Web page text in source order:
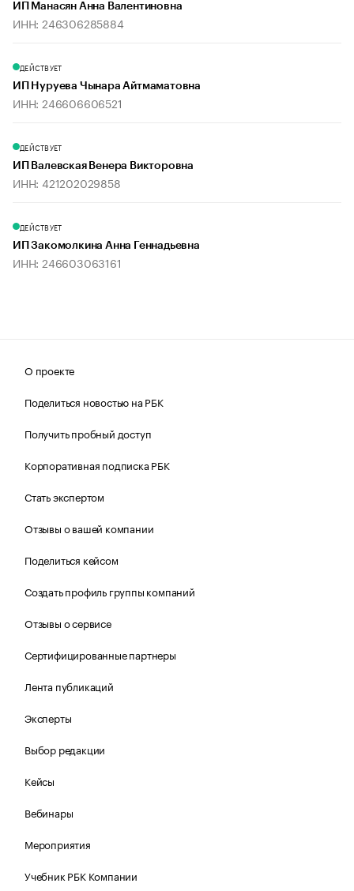
ИП Манасян Анна Валентиновна
ИНН: 246306285884
ДЕЙСТВУЕТ
ИП Нуруева Чынара Айтмаматовна
ИНН: 246606606521
ДЕЙСТВУЕТ
ИП Валевская Венера Викторовна
ИНН: 421202029858
ДЕЙСТВУЕТ
ИП Закомолкина Анна Геннадьевна
ИНН: 246603063161
О проекте
Поделиться новостью на РБК
Получить пробный доступ
Корпоративная подписка РБК
Стать экспертом
Отзывы о вашей компании
Поделиться кейсом
Создать профиль группы компаний
Отзывы о сервисе
Сертифицированные партнеры
Лента публикаций
Эксперты
Выбор редакции
Кейсы
Вебинары
Мероприятия
Учебник РБК Компании